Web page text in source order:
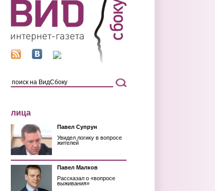
лица
Павел Супрун
Увидел логику в вопросе
жителей
Павел Малков
Рассказал о «вопросе
выживания»